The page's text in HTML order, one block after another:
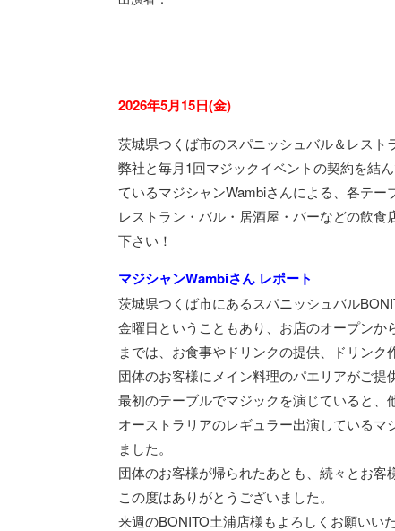
2026年5月15日(金)
茨城県つくば市のスパニッシュバル＆レスト
弊社と毎月1回マジックイベントの契約を結
ているマジシャンWambiさんによる、各テー
レストラン・バル・居酒屋・バーなどの飲
下さい！
マジシャンWambiさん レポート
茨城県つくば市にあるスパニッシュバル
金曜日ということもあり、お店のオープン
までは、お食事やドリンクの提供、ドリンク
団体のお客様にメイン料理のパエリアがご提
最初のテーブルでマジックを演じていると、
オーストラリアのレギュラー出演している
ました。
団体のお客様が帰られたあとも、続々とお客
この度はありがとうございました。
来週のBONITO土浦店様もよろしくお願いい